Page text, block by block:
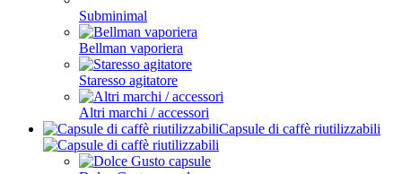
Subminimal
Bellman vaporiera
Staresso agitatore
Altri marchi / accessori
Capsule di caffè riutilizzabili